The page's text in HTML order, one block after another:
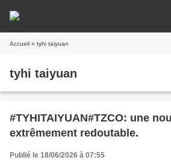
Accueil » tyhi taiyuan
tyhi taiyuan
#TYHITAIYUAN#TZCO: une
extrêmement redoutable.
Publié le 18/06/2026 à 07:55